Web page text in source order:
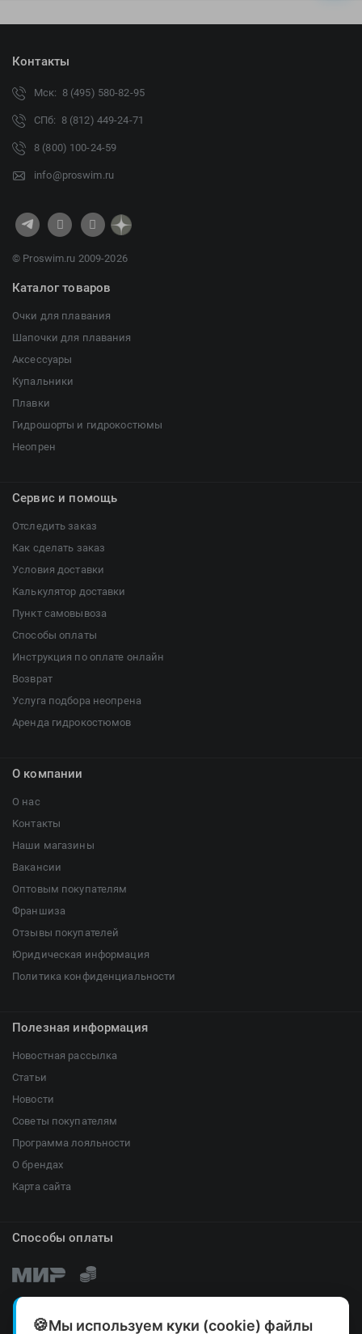
Контакты
Мск: 8 (495) 580-82-95
СПб: 8 (812) 449-24-71
8 (800) 100-24-59
info@proswim.ru
© Proswim.ru 2009-2026
Каталог товаров
Очки для плавания
Шапочки для плавания
Аксессуары
Купальники
Плавки
Гидрошорты и гидрокостюмы
Неопрен
Сервис и помощь
Отследить заказ
Как сделать заказ
Условия доставки
Калькулятор доставки
Пункт самовывоза
Способы оплаты
Инструкция по оплате онлайн
Возврат
Услуга подбора неопрена
Аренда гидрокостюмов
О компании
О нас
Контакты
Наши магазины
Вакансии
Оптовым покупателям
Франшиза
Отзывы покупателей
Юридическая информация
Политика конфиденциальности
Полезная информация
Новостная рассылка
Статьи
Новости
Советы покупателям
Программа лояльности
О брендах
Карта сайта
Способы оплаты
Мы используем куки (cookie) файлы